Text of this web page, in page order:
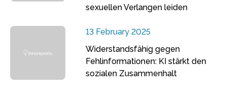
sexuellen Verlangen leiden
13 February 2025
Widerstandsfähig gegen
Fehlinformationen: KI stärkt den
sozialen Zusammenhalt